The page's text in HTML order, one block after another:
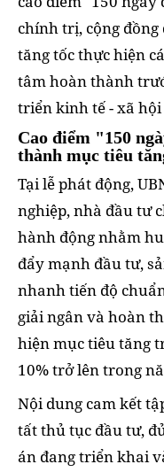
chính trị, cộng
tăng tốc thực hiện
tâm hoàn thành
triển kinh tế - xã hội
Cao điểm "150
thành mục tiêu
Tại lễ phát động,
nghiệp, nhà đầu tư
hành động nhằm
đẩy mạnh đầu tư,
nhanh tiến độ
giải ngân và hoàn
hiện mục tiêu tăng
10% trở lên trong
Nội dung cam kết
tất thủ tục đầu tư,
án đang triển khai